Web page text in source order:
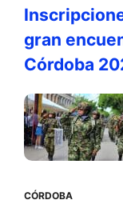
gran
Córdoba
CÓRDOBA